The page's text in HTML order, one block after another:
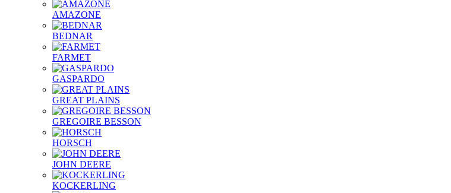
AMAZONE
BEDNAR
FARMET
GASPARDO
GREAT PLAINS
GREGOIRE BESSON
HORSCH
JOHN DEERE
KOCKERLING